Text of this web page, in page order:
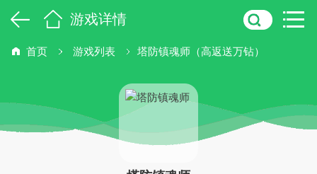
游戏详情
首页 游戏列表 塔防镇魂师（高返送万钻）